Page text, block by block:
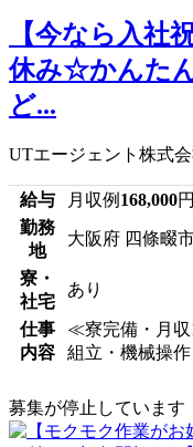
【今なら入社
休み☆かんた
ど...
UTエージェント株式
給与 月収例 168,000円
勤務
地
大阪府 四條畷
寮・
社宅
あり
仕事
内容
≪寮完備・月収
組立・機械操
募集が停止しています